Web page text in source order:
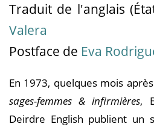
Traduit de l'anglais
Valera
Postface de Eva
En 1973, quelques mois
sages-femmes & infirmières,
Deirdre English publient un